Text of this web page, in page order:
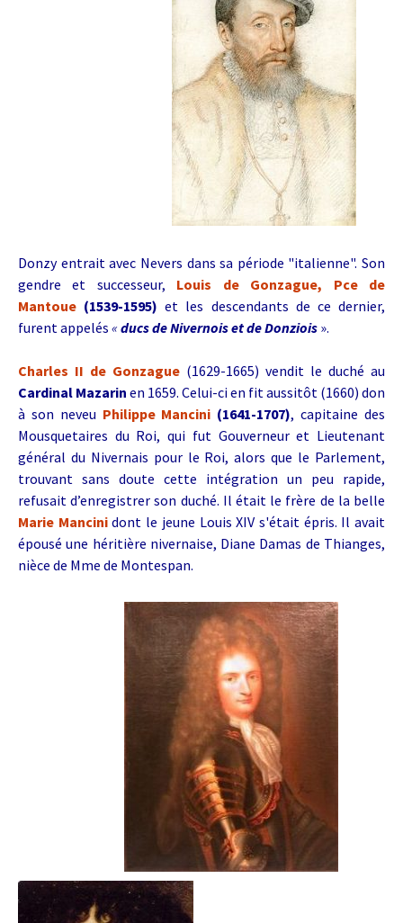
Donzy entrait avec Nevers dans sa période "italienne". Son
gendre et successeur, Louis de Gonzague, Pce de
Mantoue (1539-1595) et les descendants de ce dernier,
furent appelés «ducs de Nivernois et de Donziois ».
Charles II de Gonzague (1629-1665) vendit le duché au
Cardinal Mazarin en 1659. Celui-ci en fit aussitôt (1660) don
à son neveu Philippe Mancini (1641-1707), capitaine des
Mousquetaires du Roi, qui fut Gouverneur et Lieutenant
général du Nivernais pour le Roi, alors que le Parlement,
trouvant sans doute cette intégration un peu rapide,
refusait d’enregistrer son duché. Il était le frère de la belle
Marie Mancinidont le jeune Louis XIV s'était épris. Il avait
épousé une héritière nivernaise, Diane Damas de Thianges,
nièce de Mme de Montespan.